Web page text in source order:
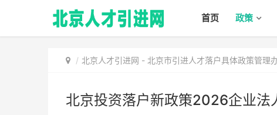
首页 政策
北京人才引进网 - 北京市引进人才落户具体政策管理
北京投资落户新政策2026企业法